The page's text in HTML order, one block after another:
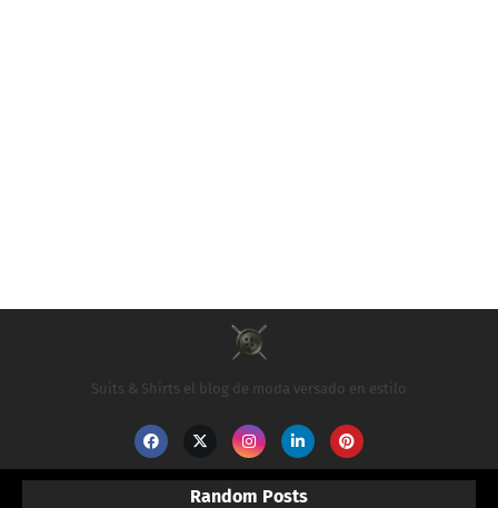
Suits & Shirts el blog de moda versado en estilo
Random Posts